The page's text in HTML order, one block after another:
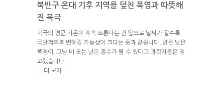
북반구 온대 기후 지역을 덮친 폭염과 따뜻해
진 북극
북극의 평균 기온이 계속 오른다는 건 앞으로 날씨가 갈수록
극단적으로 변해갈 가능성이 크다는 뜻과 같습니다. 맑은 날은
폭염이, 그냥 비 오는 날은 홍수가 될 수 있다고 과학자들은 경
고했습니다.
→ 더 보기